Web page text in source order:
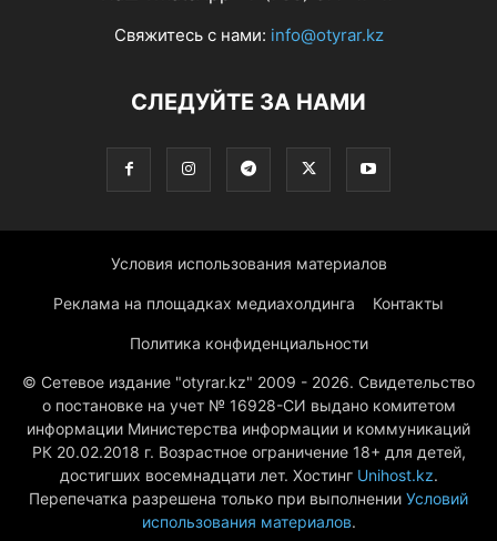
Свяжитесь с нами: info@otyrar.kz
СЛЕДУЙТЕ ЗА НАМИ
Условия использования материалов
Реклама на площадках медиахолдинга Контакты
Политика конфиденциальности
© Сетевое издание "otyrar.kz" 2009 - 2026. Свидетельство
о постановке на учет № 16928-СИ выдано комитетом
информации Министерства информации и коммуникаций
РК 20.02.2018 г. Возрастное ограничение 18+ для детей,
достигших восемнадцати лет. Хостинг Unihost.kz.
Перепечатка разрешена только при выполнении Условий
использования материалов.